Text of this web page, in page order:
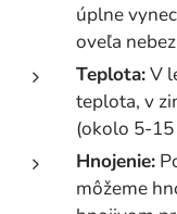
úplne
oveľa
Teplota:V
teplota, v
(okolo 5-15
Hnojenie:
môžeme